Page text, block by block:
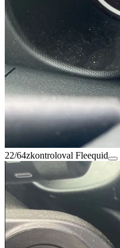
22/64zkontroloval Fleequid